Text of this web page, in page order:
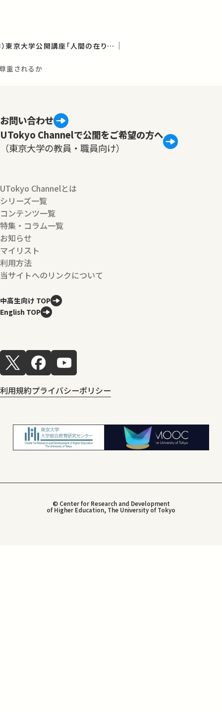
第141回（2025年秋季）東京大学公開講座「人間の在り方、生き方」
重されるか
お問い合わせ
UTokyo Channelで公開をご希望の方へ
（東京大学の教員・職員向け）
UTokyo Channelとは
シリーズ一覧
コンテンツ一覧
特集・コラム一覧
お知らせ
マイリスト
利用方法
当サイトへのリンクについて
中高生向け TOP
English TOP
利用規約プライバシーポリシー
© Center for Research and Development
of Higher Education, The University of Tokyo